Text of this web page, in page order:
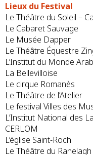
Lieux du Festival
Le Théâtre du Soleil –
Le Cabaret Sauvage
Le Musée Dapper
Le Théâtre Équestre
L’Institut du Monde
La Bellevilloise
Le cirque Romanès
Le Théâtre de l’Atelier
Le festival Villes des
L’Institut National des
CERLOM
L’église Saint-Roch
Le Théâtre du Ranelagh